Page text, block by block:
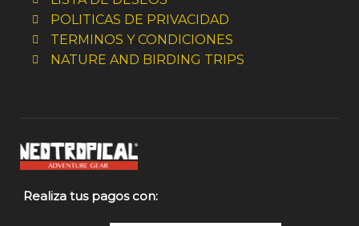
POLITICAS DE PRIVACIDAD
TERMINOS Y CONDICIONES
NATURE AND BIRDING TRIPS
Realiza tus pagos con: